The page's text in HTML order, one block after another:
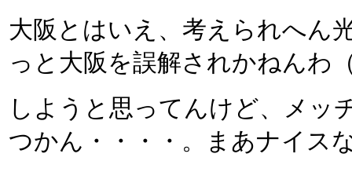
大阪とはいえ、考えられへん
っと大阪を誤解されかねんわ
しようと思ってんけど、メッ
つかん・・・・。まあナイス